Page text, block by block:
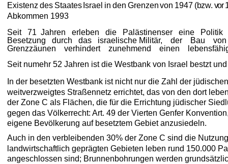
Existenz des Staates Israel in den Grenzenvon 1947 (bzw. vor
Abkommen 1993
Seit   71  Jahren   erleben   die   Palästinenser   eine
Besetzung   durch   das   israelische Militär,    der    Bau
Grenzzäunen    verhindert    zunehmend    einen
Seit numehr 52 Jahren ist die Westbank von Israel bestzt
In der besetzten Westbank ist nicht nur die Zahl der
weitverzweigtes Straßennetz errichtet, das von den dort
der Zone C als Flächen, die für die Errichtung jüdischer
gegen das Völkerrecht: Art. 49 der Vierten Genfer
eigene Bevölkerung auf besetztem Gebiet anzusiedeln.
Auch in den verbleibenden 30% der Zone C sind die
landwirtschaftlich geprägten Gebieten leben rund 150.000
angeschlossen sind; Brunnenbohrungen werden